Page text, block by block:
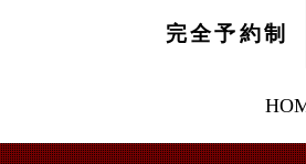
完全予約制